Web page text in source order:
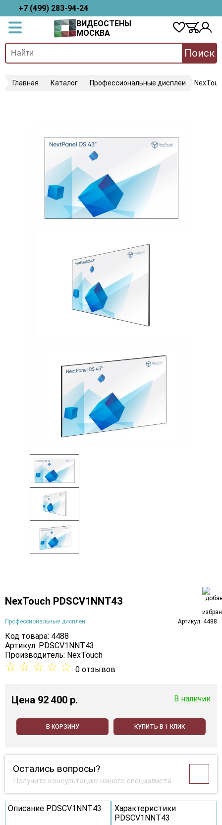
+7 (499) 283-94-24
ВИДЕОСТЕНЫ
МОСКВА
Поиск
Главная Каталог Профессиональные дисплеи
NexTouch PDSCV1NNT43
Профессиональные дисплеи Артикул: 4488
Код товара: 4488
Артикул: PDSCV1NNT43
Производитель: NexTouch
☆ ☆ ☆ ☆ ☆ 0 отзывов
Цена 92 400 p. В наличии
В КОРЗИНУ КУПИТЬ В 1 КЛИК
Остались вопросы?
Получите консультацию нашего специалиста
Описание PDSCV1NNT43
Характеристики
PDSCV1NNT43